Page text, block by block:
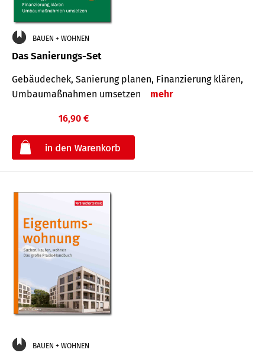
BAUEN + WOHNEN
Das Sanierungs-Set
Gebäudechek, Sanierung planen, Finanzierung klären,
Umbaumaßnahmen umsetzen
mehr
16,90 €
BAUEN + WOHNEN